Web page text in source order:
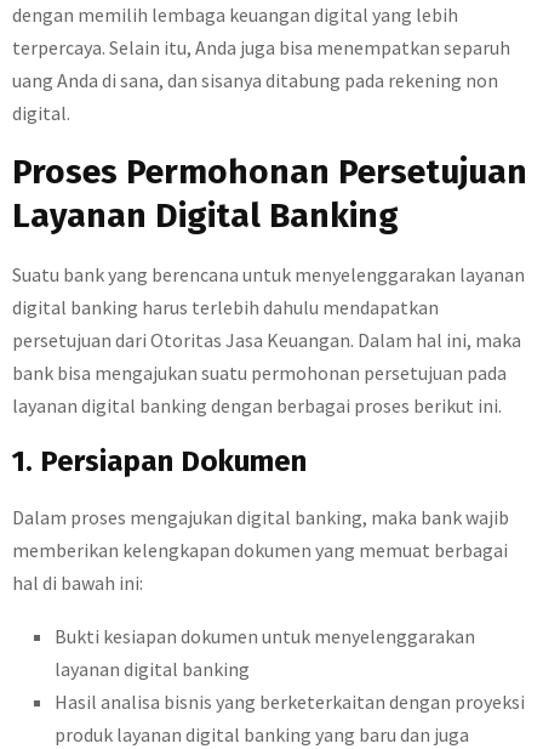
dengan memilih lembaga keuangan digital yang lebih
terpercaya. Selain itu, Anda juga bisa menempatkan separuh
uang Anda di sana, dan sisanya ditabung pada rekening non
digital.
Proses Permohonan Persetujuan
Layanan Digital Banking
Suatu bank yang berencana untuk menyelenggarakan layanan
digital banking harus terlebih dahulu mendapatkan
persetujuan dari Otoritas Jasa Keuangan. Dalam hal ini, maka
bank bisa mengajukan suatu permohonan persetujuan pada
layanan digital banking dengan berbagai proses berikut ini.
1. Persiapan Dokumen
Dalam proses mengajukan digital banking, maka bank wajib
memberikan kelengkapan dokumen yang memuat berbagai
hal di bawah ini:
Bukti kesiapan dokumen untuk menyelenggarakan
layanan digital banking
Hasil analisa bisnis yang berketerkaitan dengan proyeksi
produk layanan digital banking yang baru dan juga